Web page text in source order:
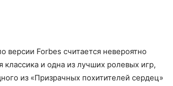
версии Forbes считается невероятно
и одна из лучших ролевых игр,
из «Призрачных похитителей сердец»